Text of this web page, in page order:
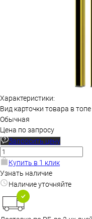
Характеристики:
Вид карточки товара в топе
Обычная
Цена по запросу
Запросить цену
Купить в 1 клик
Узнать наличие
Наличие уточняйте